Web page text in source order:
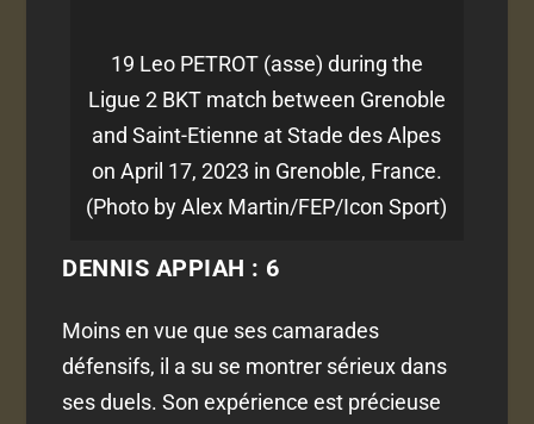
19 Leo PETROT (asse) during the
Ligue 2 BKT match between Grenoble
and Saint-Etienne at Stade des Alpes
on April 17, 2023 in Grenoble, France.
(Photo by Alex Martin/FEP/Icon Sport)
DENNIS APPIAH : 6
Moins en vue que ses camarades
défensifs, il a su se montrer sérieux dans
ses duels. Son expérience est précieuse